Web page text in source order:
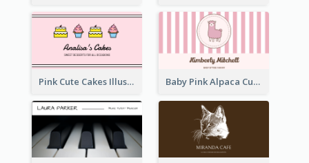
Pink Cute Cakes Illustration Cake Shop Business Card Baby Pink Alpaca Cute Illustration Business Card